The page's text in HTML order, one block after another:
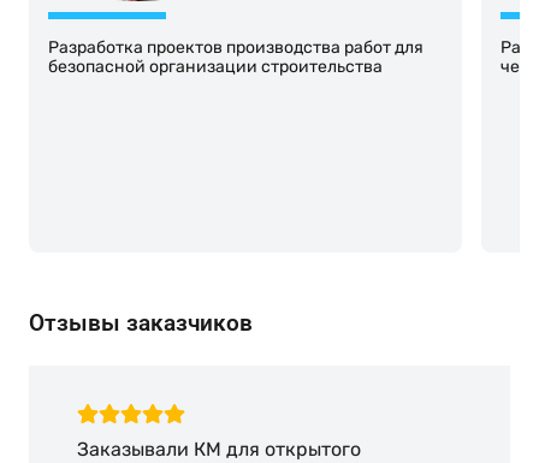
Разработка проектов производства работ для
безопасной организации строительства
Отзывы заказчиков
Заказывали КМ для открытого